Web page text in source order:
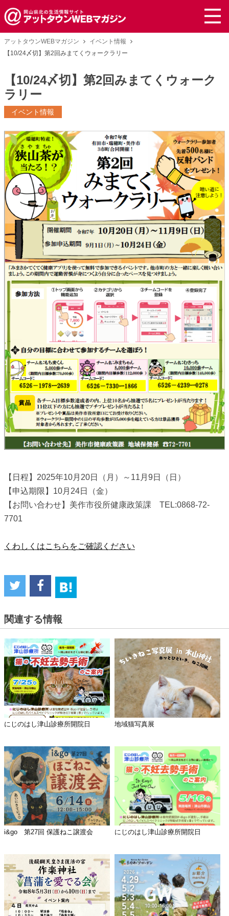
アットタウンWEBマガジン
イベント情報
【10/24〆切】第2回みまてくウォークラリー
【10/24〆切】第2回みまてくウォーク
ラリー
イベント情報
【日程】2025年10月20日（月）～11月9日（日）
【申込期限】10月24日（金）
【お問い合わせ】美作市役所健康政策課 TEL:0868-72-
7701
くわしくはこちらをご確認ください
関連する情報
にじのはし津山診療所開院日 地域猫写真展
i&go 第27回 保護ねこ譲渡会 にじのはし津山診療所開院日